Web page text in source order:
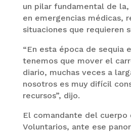
un pilar fundamental de
en emergencias médicas,
situaciones que requieren
“En esta época de sequia
tenemos que mover el
diario, muchas veces a
nosotros es muy difícil
recursos”, dijo.
El comandante del cuerpo
Voluntarios, ante ese